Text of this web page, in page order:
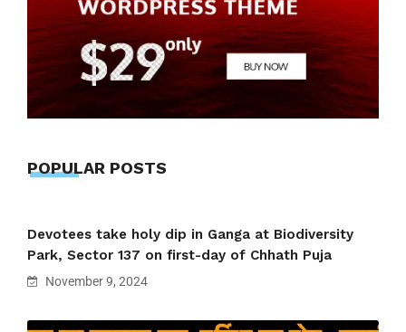
POPULAR POSTS
Devotees take holy dip in Ganga at Biodiversity
Park, Sector 137 on first-day of Chhath Puja
November 9, 2024